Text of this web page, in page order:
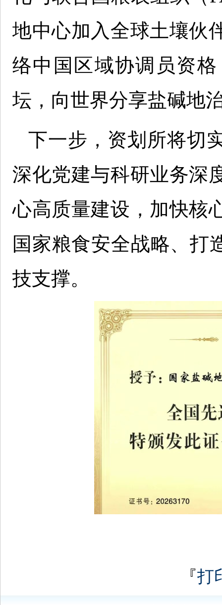
地中心加入全球土壤伙
络中国区域协调员资
坛，向世界分享盐碱地
下一步，资划所将切
深化党建与科研业务深
心高质量建设，加快核
国家粮食安全战略、打
技支撑。
『打